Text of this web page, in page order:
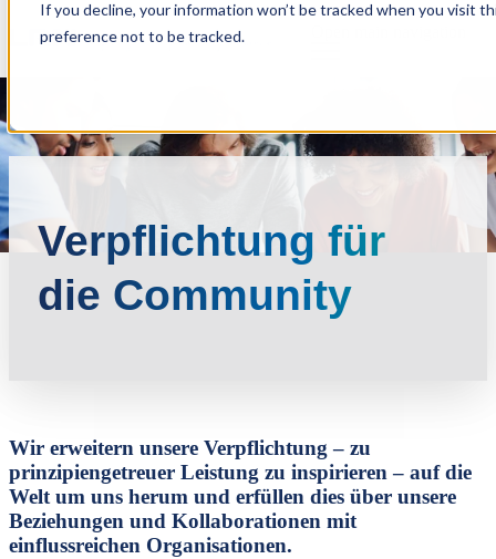
If you decline, your information won’t be tracked when you visit
preference not to be tracked.
Verpflichtung für
die Community
Wir erweitern unsere Verpflichtung – zu
prinzipiengetreuer Leistung zu inspirieren – auf die
Welt um uns herum und erfüllen dies über unsere
Beziehungen und Kollaborationen mit
einflussreichen Organisationen.